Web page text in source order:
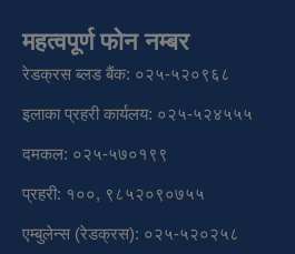
महत्वपूर्ण फोन नम्बर
रेडक्रस ब्लड बैंक: ०२५-५२०९६८
इलाका प्रहरी कार्यलय: ०२५-५२४५५५
दमकल: ०२५-५७०१९९
प्रहरी: १००, ९८५२०९०७५५
एम्बुलेन्स (रेडक्रस): ०२५-५२०२५८